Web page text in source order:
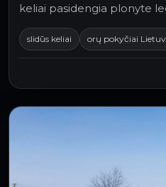
keliai pasidengia plonyte
slidūs keliai orų pokyčiai